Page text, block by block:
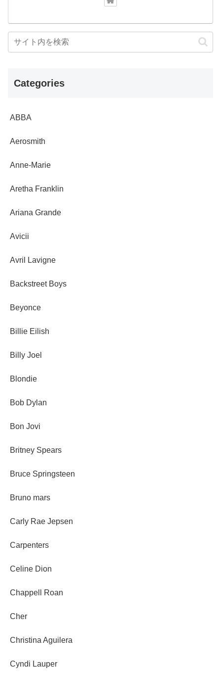
Categories
ABBA
Aerosmith
Anne-Marie
Aretha Franklin
Ariana Grande
Avicii
Avril Lavigne
Backstreet Boys
Beyonce
Billie Eilish
Billy Joel
Blondie
Bob Dylan
Bon Jovi
Britney Spears
Bruce Springsteen
Bruno mars
Carly Rae Jepsen
Carpenters
Celine Dion
Chappell Roan
Cher
Christina Aguilera
Cyndi Lauper